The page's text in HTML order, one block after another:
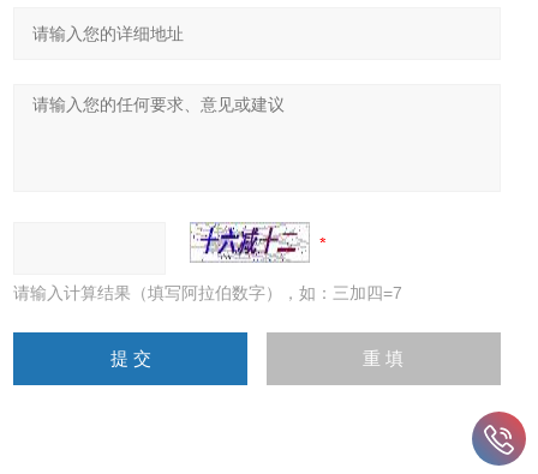
请输入计算结果（填写阿拉伯数字），如：三加四=7